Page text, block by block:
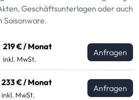
Geschäftsunterlagen oder auch
Saisonware.
219 € / Monat
inkl. MwSt.
Anfragen
233 € / Monat
inkl. MwSt.
Anfragen